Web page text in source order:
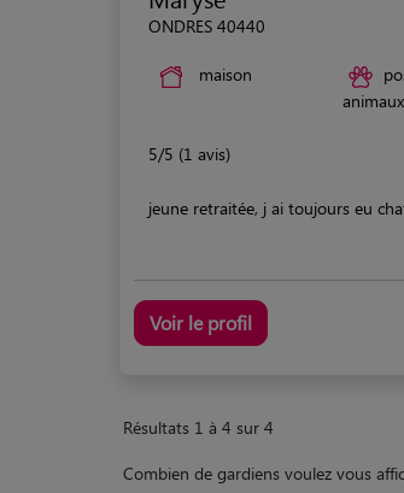
ONDRES 40440
maison
animaux
5/5 (1 avis)
jeune retraitée, j ai toujours eu
Voir le profil
Résultats 1 à 4 sur 4
Combien de gardiens voulez vous